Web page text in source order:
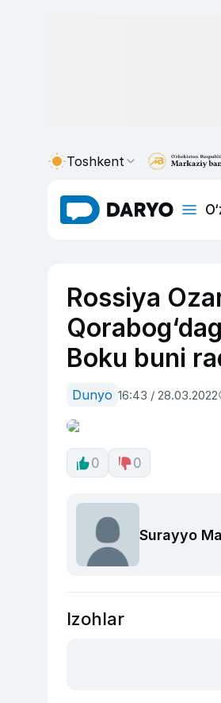
Toshkent
Rossiya
Boku buni
Dunyo 16:43 / 28.03.2022
0 0
Surayyo
Izohlar